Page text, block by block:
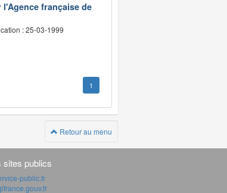
française de
: 25-03-1999
1
Retour au menu
sites publics
public.fr